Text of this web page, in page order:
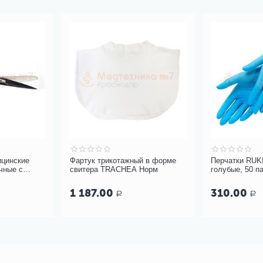
в форме
Перчатки RUKIS, нитровинил,
голубые, 50 пар
310.00 Р
Викрил
см игла
391.00 Р